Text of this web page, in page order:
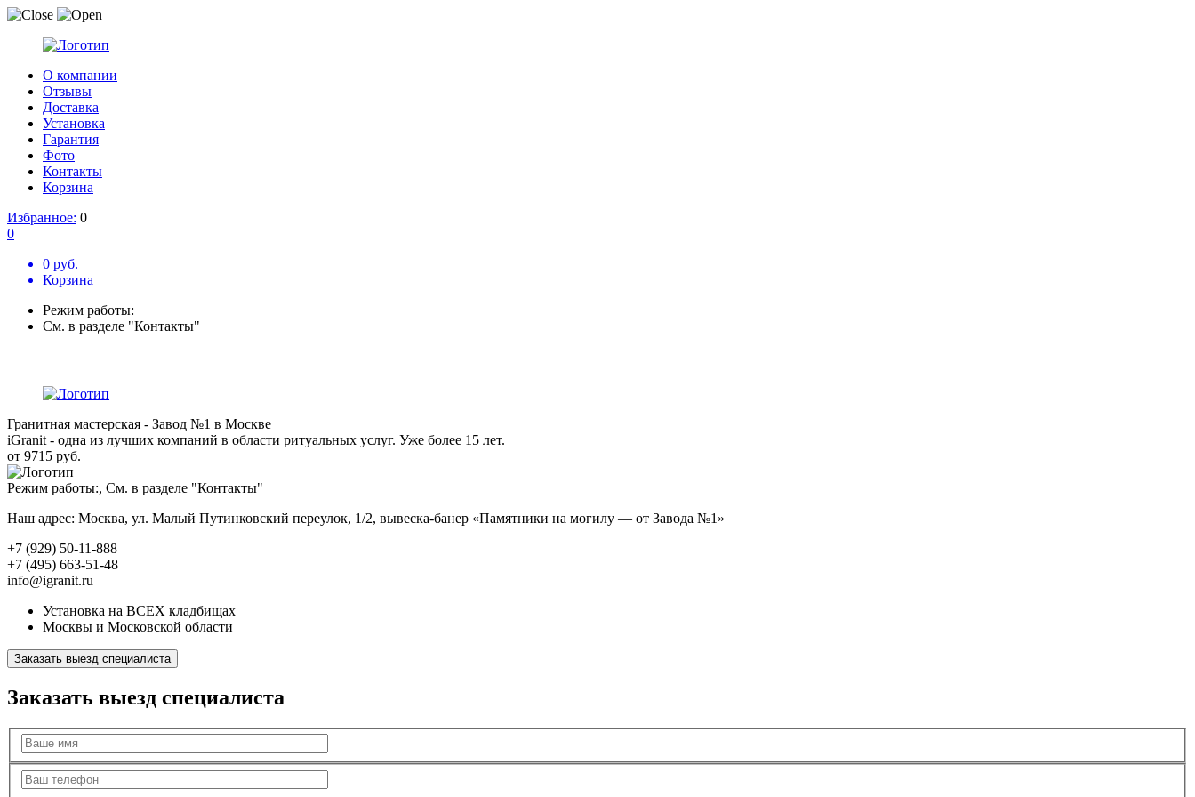
О компании
Отзывы
Доставка
Установка
Гарантия
Фото
Контакты
Корзина
Избранное: 0
0
0 руб.
Корзина
Режим работы:
См. в разделе "Контакты"
Гранитная мастерская - Завод №1 в Москве
iGranit - одна из лучших компаний в области ритуальных услуг. Уже более 15 лет.
от 9715 руб.
Режим работы:, См. в разделе "Контакты"
Наш адрес: Москва, ул. Малый Путинковский переулок, 1/2, вывеска-банер «Памятники на могилу — от Завода №1»
+7 (929) 50-11-888
+7 (495) 663-51-48
info@igranit.ru
Установка на ВСЕХ кладбищах
Москвы и Московской области
Заказать выезд специалиста
Заказать выезд специалиста